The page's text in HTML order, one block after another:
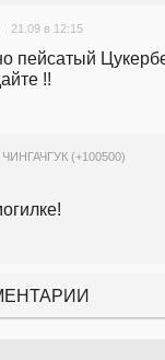
21.09 в 12:15
пейсатый
!!
ЧИНГАЧГУК (+100500)